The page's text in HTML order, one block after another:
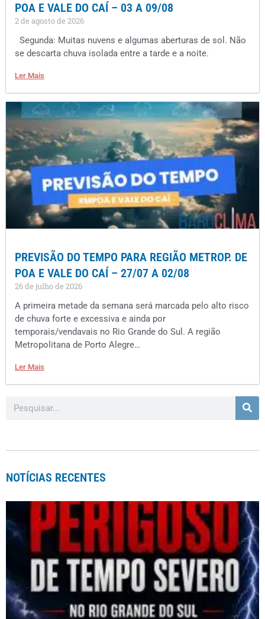
POA E VALE DO CAÍ – 03 A 09/08
2 de agosto de 2026
Segunda: Muitas nuvens e algumas aberturas de sol. Não
se descarta chuva isolada entre a tarde e a noite.
Ler Mais
PREVISÃO DO TEMPO PARA REGIÃO METROP. DE
POA E VALE DO CAÍ – 27/07 A 02/08
26 de julho de 2026
A primeira metade da semana será marcada pelo alto risco
de chuva forte e excessiva e ainda por
temporais/vendavais no Rio Grande do Sul. A região
Metropolitana de Porto Alegre…
Ler Mais
NOTÍCIAS RECENTES